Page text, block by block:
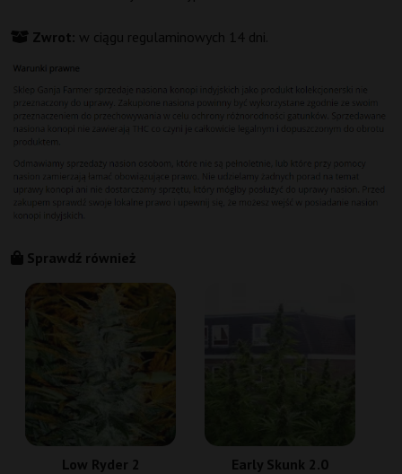
Zwrot: w ciągu regulaminowych 14 dni.
Sprawdź również
Low Ryder 2 Early Skunk 2.0